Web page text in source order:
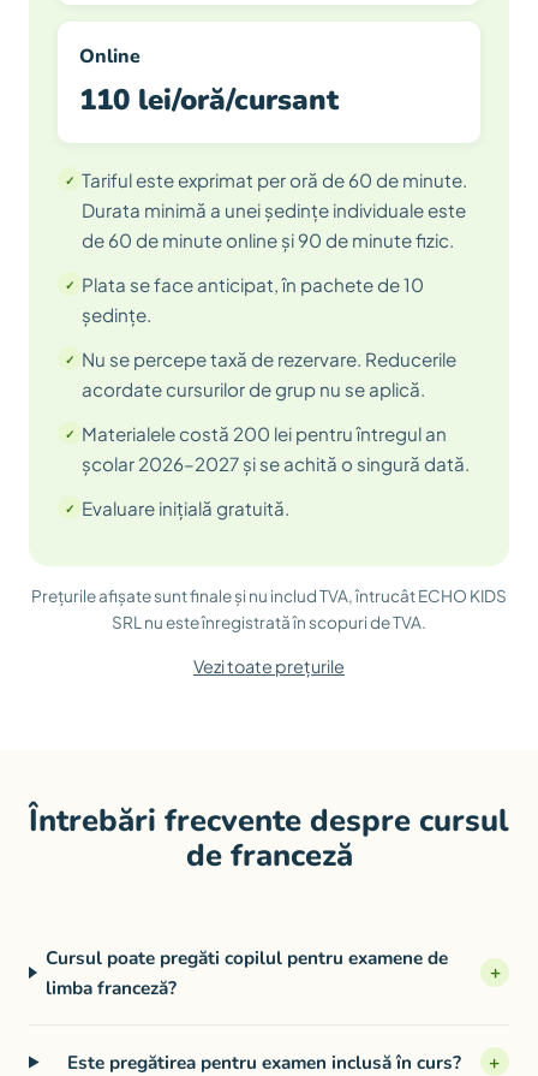
Online
110 lei/oră/cursant
Tariful este exprimat per oră de 60 de minute.
Durata minimă a unei ședințe individuale este
de 60 de minute online și 90 de minute fizic.
Plata se face anticipat, în pachete de 10
ședințe.
Nu se percepe taxă de rezervare. Reducerile
acordate cursurilor de grup nu se aplică.
Materialele costă 200 lei pentru întregul an
școlar 2026–2027 și se achită o singură dată.
Evaluare inițială gratuită.
Prețurile afișate sunt finale și nu includ TVA, întrucât ECHO KIDS
SRL nu este înregistrată în scopuri de TVA.
Vezi toate prețurile
Întrebări frecvente despre cursul
de franceză
Cursul poate pregăti copilul pentru examene de
limba franceză?
+
Este pregătirea pentru examen inclusă în curs? +